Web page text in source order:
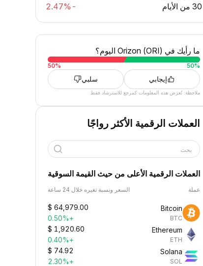
30 من الأيام
-2.47%
ما رأيك في Orizon (ORI) اليوم؟
50%
50%
إيجابي سلبي
ملاحظة: تُعرَض هذه المعلومات كمرجع للاسترشاد فقط.
العملات الرقمية الأكثر رواجًا
بحث
العملات الرقمية الأعلى من حيث القيمة السوقية
عملة السعر ونسبة تغيره خلال 24 ساعة
Bitcoin
BTC
$ 64,979.00
+0.50%
Ethereum
ETH
$ 1,920.60
+0.40%
Solana
SOL
$ 74.92
+2.30%